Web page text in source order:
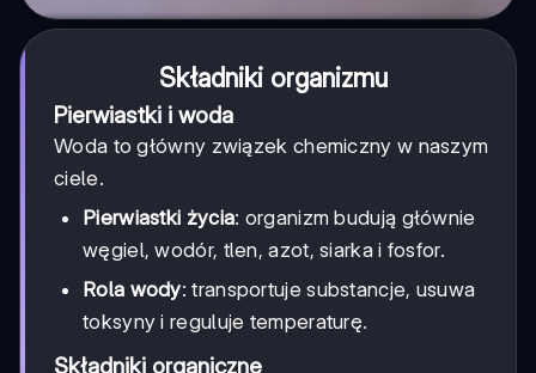
Składniki organizmu
Pierwiastki i woda
Woda to główny związek chemiczny w naszym
ciele.
Pierwiastki życia: organizm budują głównie
węgiel, wodór, tlen, azot, siarka i fosfor.
Rola wody: transportuje substancje, usuwa
toksyny i reguluje temperaturę.
Składniki organiczne